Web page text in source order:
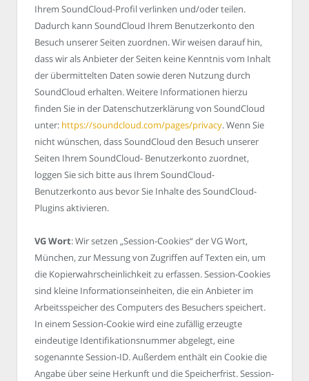
Ihrem SoundCloud-Profil verlinken und/oder teilen.
Dadurch kann SoundCloud Ihrem Benutzerkonto den
Besuch unserer Seiten zuordnen. Wir weisen darauf hin,
dass wir als Anbieter der Seiten keine Kenntnis vom Inhalt
der übermittelten Daten sowie deren Nutzung durch
SoundCloud erhalten. Weitere Informationen hierzu
finden Sie in der Datenschutzerklärung von SoundCloud
unter: https://soundcloud.com/pages/privacy. Wenn Sie
nicht wünschen, dass SoundCloud den Besuch unserer
Seiten Ihrem SoundCloud- Benutzerkonto zuordnet,
loggen Sie sich bitte aus Ihrem SoundCloud-
Benutzerkonto aus bevor Sie Inhalte des SoundCloud-
Plugins aktivieren.
VG Wort: Wir setzen „Session-Cookies“ der VG Wort,
München, zur Messung von Zugriffen auf Texten ein, um
die Kopierwahrscheinlichkeit zu erfassen. Session-Cookies
sind kleine Informationseinheiten, die ein Anbieter im
Arbeitsspeicher des Computers des Besuchers speichert.
In einem Session-Cookie wird eine zufällig erzeugte
eindeutige Identifikationsnummer abgelegt, eine
sogenannte Session-ID. Außerdem enthält ein Cookie die
Angabe über seine Herkunft und die Speicherfrist. Session-